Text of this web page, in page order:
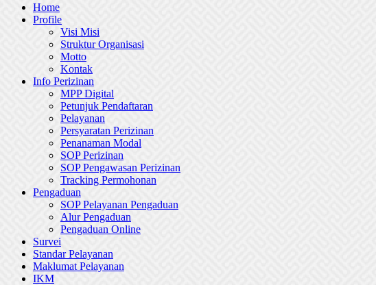
Home
Profile
Visi Misi
Struktur Organisasi
Motto
Kontak
Info Perizinan
MPP Digital
Petunjuk Pendaftaran
Pelayanan
Persyaratan Perizinan
Penanaman Modal
SOP Perizinan
SOP Pengawasan Perizinan
Tracking Permohonan
Pengaduan
SOP Pelayanan Pengaduan
Alur Pengaduan
Pengaduan Online
Survei
Standar Pelayanan
Maklumat Pelayanan
IKM